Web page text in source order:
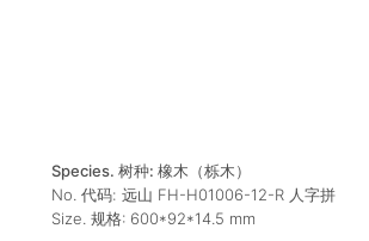
Species. 树种: 橡木（栎木）
No. 代码: 远山 FH-H01006-12-R 人字拼
Size. 规格: 600*92*14.5 mm